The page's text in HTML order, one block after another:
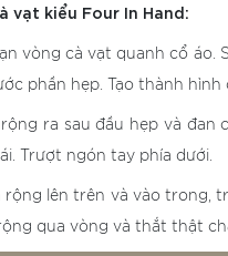
vạt kiểu Four In Hand:
vòng cà vạt quanh cổ áo.
phần hẹp. Tạo thành hình
rộng ra sau đầu hẹp và
Trượt ngón tay phía dưới.
rộng lên trên và vào trong,
qua vòng và thắt thật